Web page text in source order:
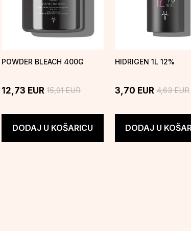
POWDER BLEACH 400G
12,73 EUR 15,91EUR
DODAJ U KOŠARICU
HIDRIGEN 1L 12%
3,70 EUR 4,63EUR
DODAJ U